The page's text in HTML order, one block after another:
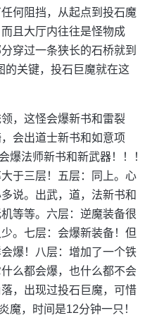
何阻挡，从起点到投石魔
且大厅内往往是怪物成
穿过一条狭长的石桥就到
的关键，投石巨魔就在这
，这怪会爆新书和雷裂
会出道士新书和如意项
爆法师新书和新武器！！！
于三层！五层：同上。心
说。出武，道，法新书和
等等。六层：逆魔装备很
。七层：会爆新装备！但
爆！八层：增加了一个铁
么都会爆，也什么都不会
，出现过投石巨魔，可惜
魔，时间是12分钟一只！